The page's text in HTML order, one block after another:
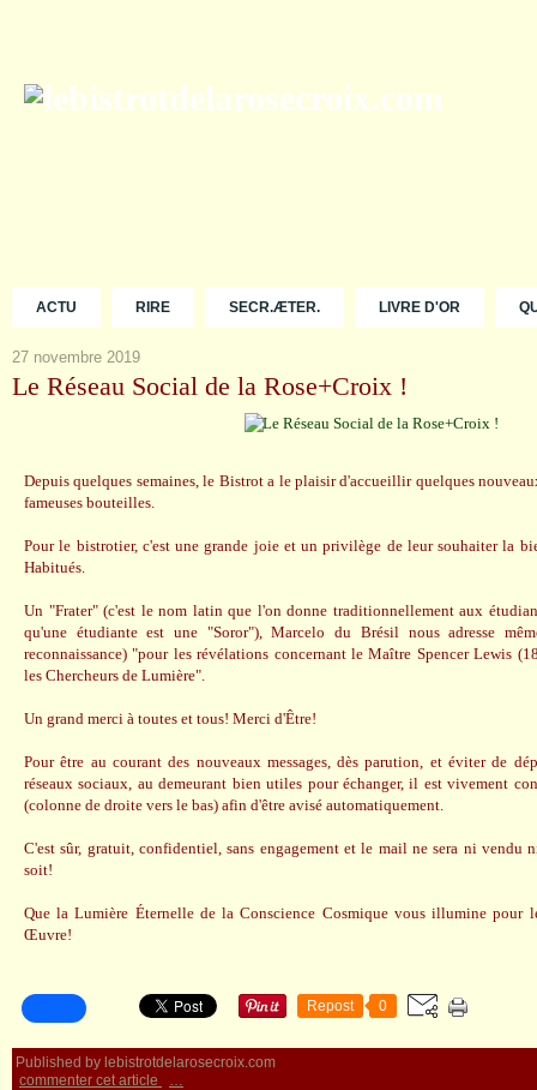
ACTU RIRE SECR.ÆTER. LIVRE D'OR
27 novembre 2019
Le Réseau Social de la Rose+Croix !
Depuis quelques semaines, le Bistrot a le plaisir d'accueillir quelques
fameuses bouteilles.
Pour le bistrotier, c'est une grande joie et un privilège de leur souhaiter la
Habitués.
Un "Frater" (c'est le nom latin que l'on donne traditionnellement aux
qu'une étudiante est une "Soror"), Marcelo du Brésil nous adresse
reconnaissance) "pour les révélations concernant le Maître Spencer Lewis
les Chercheurs de Lumière".
Un grand merci à toutes et tous! Merci d'Être!
Pour être au courant des nouveaux messages, dès parution, et éviter de
réseaux sociaux, au demeurant bien utiles pour échanger, il est vivement
(colonne de droite vers le bas) afin d'être avisé automatiquement.
C'est sûr, gratuit, confidentiel, sans engagement et le mail ne sera ni vendu
soit!
Que la Lumière Éternelle de la Conscience Cosmique vous illumine pour
Œuvre!
Repost 0
Published by lebistrotdelarosecroix.com
commenter cet article
…